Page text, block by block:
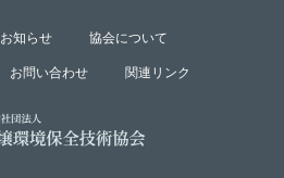
お知らせ 協会について
お問い合わせ 関連リンク